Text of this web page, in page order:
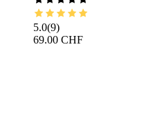
5.0(9)
69.00 CHF